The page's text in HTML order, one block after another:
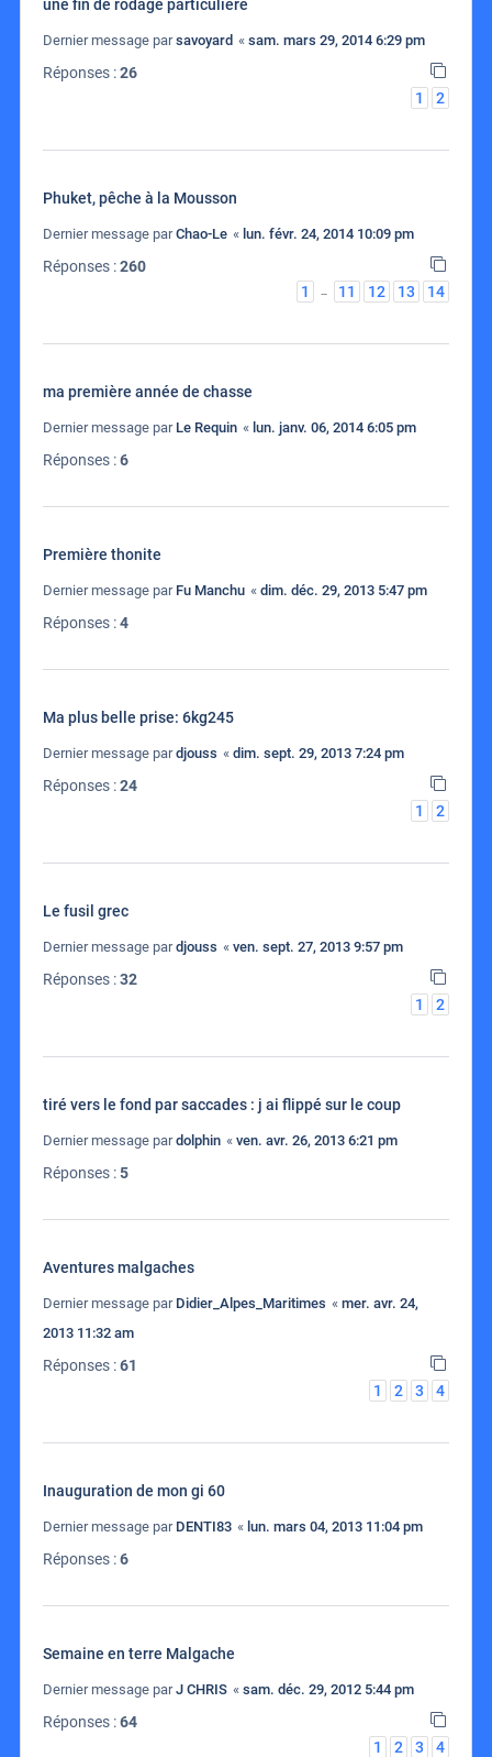
une fin de rodage particulière
Dernier message parsavoyard « sam. mars 29, 2014 6:29 pm
Réponses :26
1
2
Phuket, pêche à la Mousson
Dernier message parChao-Le « lun. févr. 24, 2014 10:09 pm
Réponses :260
1
11 12 13 14
ma première année de chasse
Dernier message par Le Requin « lun. janv. 06, 2014 6:05 pm
Réponses :6
Première thonite
Dernier message par Fu Manchu « dim. déc. 29, 2013 5:47 pm
Réponses :4
Ma plus belle prise: 6kg245
Dernier message pardjouss « dim. sept. 29, 2013 7:24 pm
Réponses :24
1
2
Le fusil grec
Dernier message pardjouss « ven. sept. 27, 2013 9:57 pm
Réponses :32
1
2
tiré vers le fond par saccades : j ai flippé sur le coup
Dernier message pardolphin « ven. avr. 26, 2013 6:21 pm
Réponses :5
Aventures malgaches
Dernier message par Didier_Alpes_Maritimes « mer. avr. 24,
2013 11:32 am
Réponses :61
1
2 3 4
Inauguration de mon gi 60
Dernier message par DENTI83 « lun. mars 04, 2013 11:04 pm
Réponses :6
Semaine en terre Malgache
Dernier message parJ CHRIS « sam. déc. 29, 2012 5:44 pm
Réponses :64
1
2 3 4